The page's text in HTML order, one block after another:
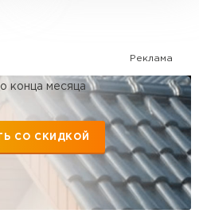
Реклама
конца месяца
СО СКИДКОЙ